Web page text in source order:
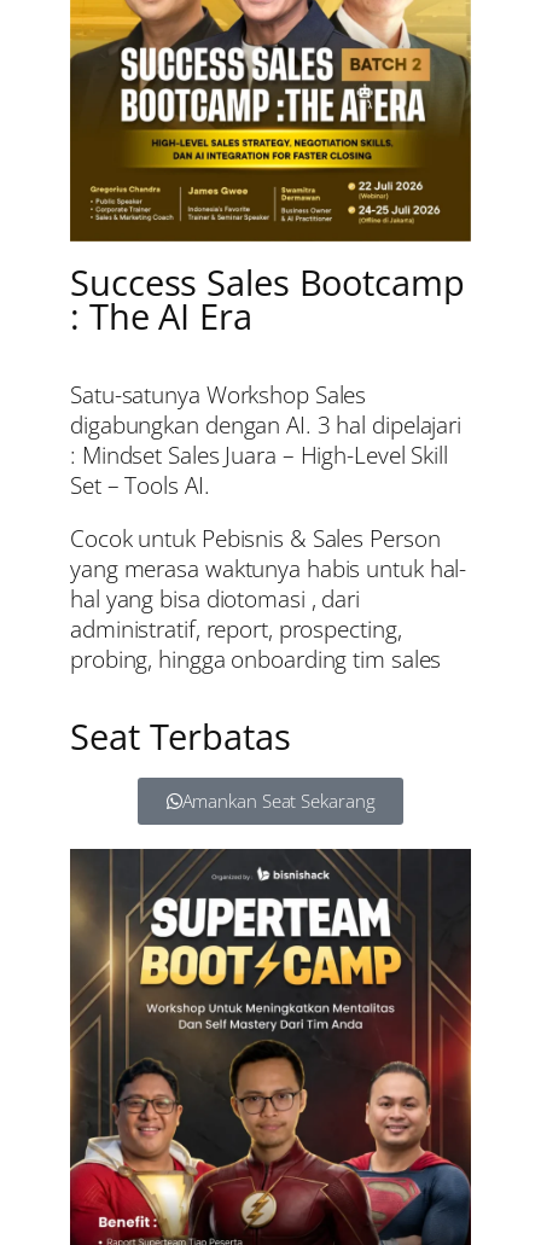
Success Sales Bootcamp
: The AI Era
Satu-satunya Workshop Sales
digabungkan dengan AI. 3 hal dipelajari
: Mindset Sales Juara – High-Level Skill
Set – Tools AI.
Cocok untuk Pebisnis & Sales Person
yang merasa waktunya habis untuk hal-
hal yang bisa diotomasi , dari
administratif, report, prospecting,
probing, hingga onboarding tim sales
Seat Terbatas
Amankan Seat Sekarang